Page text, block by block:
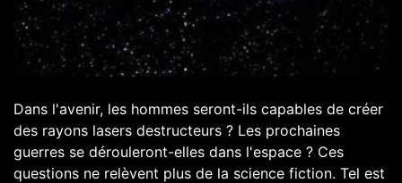
Dans l'avenir, les hommes seront-ils capables de créer
des rayons lasers destructeurs ? Les prochaines
guerres se dérouleront-elles dans l'espace ? Ces
questions ne relèvent plus de la science fiction. Tel est